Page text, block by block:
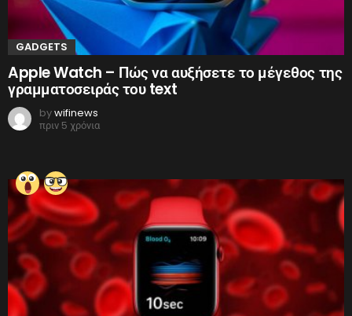
GADGETS
Apple Watch – Πώς να αυξήσετε το μέγεθος της
γραμματοσειράς του text
bywifinews
πριν 5 χρόνια